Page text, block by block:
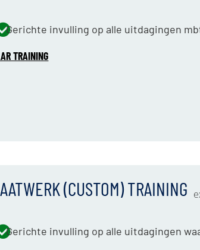
Gerichte invulling op alle uitdagingen
TRAINING
(CUSTOM) TRAINING
Gerichte invulling op alle uitdagingen